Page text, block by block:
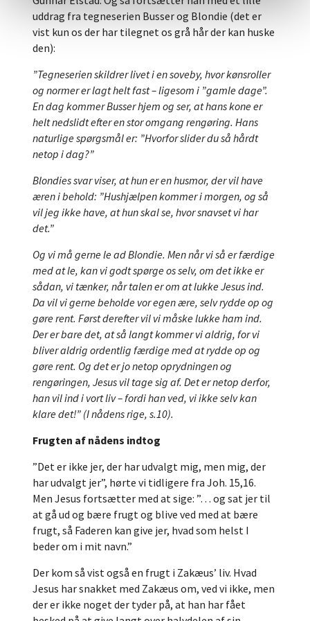
uddrag fra tegneserien Busser og Blondie (det er
vist kun os der har tilegnet os grå hår der kan huske
den):
”Tegneserien skildrer livet i en soveby, hvor kønsroller
og normer er lagt helt fast – ligesom i ”gamle dage”.
En dag kommer Busser hjem og ser, at hans kone er
helt nedslidt efter en stor omgang rengøring. Hans
naturlige spørgsmål er: ”Hvorfor slider du så hårdt
netop i dag?”
Blondies svar viser, at hun er en husmor, der vil have
æren i behold: ”Hushjælpen kommer i morgen, og så
vil jeg ikke have, at hun skal se, hvor snavset vi har
det.”
Og vi må gerne le ad Blondie. Men når vi så er færdige
med at le, kan vi godt spørge os selv, om det ikke er
sådan, vi tænker, når talen er om at lukke Jesus ind.
Da vil vi gerne beholde vor egen ære, selv rydde op og
gøre rent. Først derefter vil vi måske lukke ham ind.
Der er bare det, at så langt kommer vi aldrig, for vi
bliver aldrig ordentlig færdige med at rydde op og
gøre rent. Og det er jo netop oprydningen og
rengøringen, Jesus vil tage sig af. Det er netop derfor,
han vil ind i vort liv – fordi han ved, vi ikke selv kan
klare det!” (I nådens rige, s.10).
Frugten af nådens indtog
”Det er ikke jer, der har udvalgt mig, men mig, der
har udvalgt jer”, hørte vi tidligere fra Joh. 15,16.
Men Jesus fortsætter med at sige: ”… og sat jer til
at gå ud og bære frugt og blive ved med at bære
frugt, så Faderen kan give jer, hvad som helst I
beder om i mit navn.”
Der kom så vist også en frugt i Zakæus’ liv. Hvad
Jesus har snakket med Zakæus om, ved vi ikke, men
der er ikke noget der tyder på, at han har fået